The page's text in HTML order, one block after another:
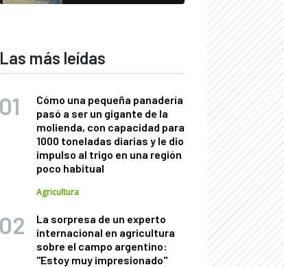
Las más leídas
Cómo una pequeña panadería
pasó a ser un gigante de la
molienda, con capacidad para
1000 toneladas diarias y le dio
impulso al trigo en una región
poco habitual
Agricultura
La sorpresa de un experto
internacional en agricultura
sobre el campo argentino:
"Estoy muy impresionado"